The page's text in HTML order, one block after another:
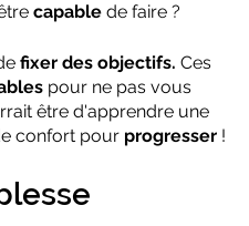
capable de faire ?
fixer des objectifs. Ces
pour ne pas vous
être d'apprendre une
confort pour progresser !